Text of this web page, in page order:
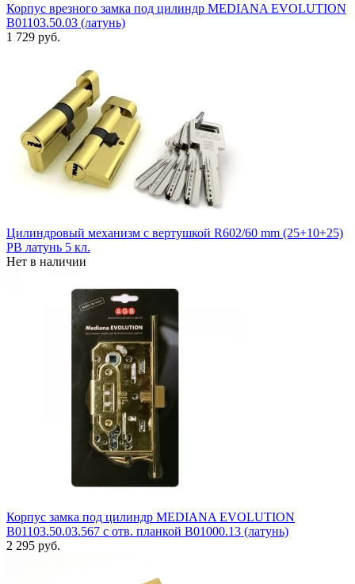
Корпус врезного замка под цилиндр MEDIANA EVOLUTION
B01103.50.03 (латунь)
1 729 руб.
Цилиндровый механизм с вертушкой R602/60 mm (25+10+25)
PB латунь 5 кл.
Нет в наличии
Корпус замка под цилиндр MEDIANA EVOLUTION
B01103.50.03.567 с отв. планкой B01000.13 (латунь)
2 295 руб.